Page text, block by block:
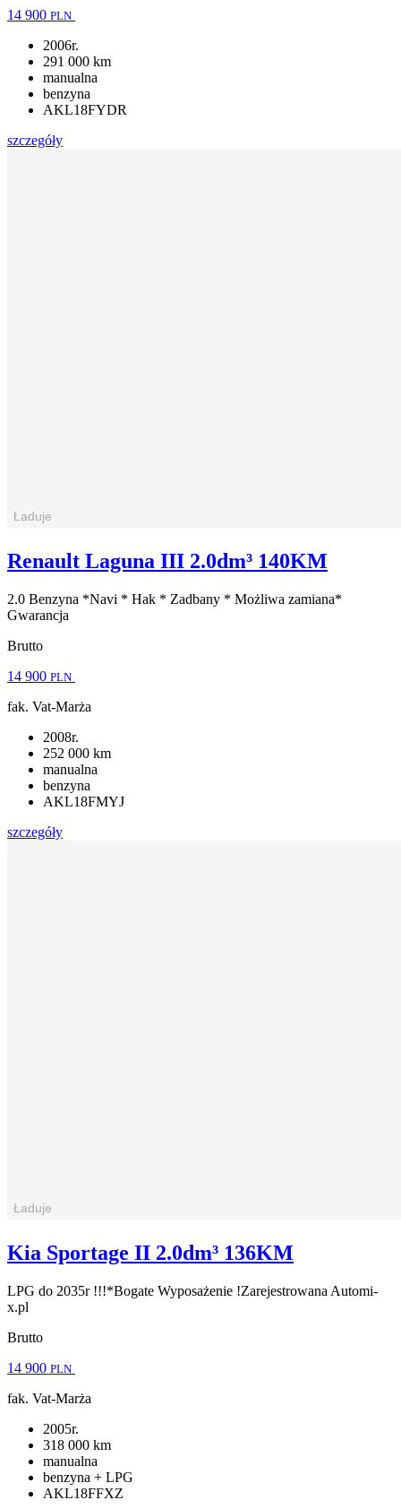
14 900 PLN
2006r.
291 000 km
manualna
benzyna
AKL18FYDR
szczegóły
Renault Laguna III 2.0dm³ 140KM
2.0 Benzyna *Navi * Hak * Zadbany * Możliwa zamiana*
Gwarancja
Brutto
14 900 PLN
fak. Vat-Marża
2008r.
252 000 km
manualna
benzyna
AKL18FMYJ
szczegóły
Kia Sportage II 2.0dm³ 136KM
LPG do 2035r !!!*Bogate Wyposażenie !Zarejestrowana Automi-
x.pl
Brutto
14 900 PLN
fak. Vat-Marża
2005r.
318 000 km
manualna
benzyna + LPG
AKL18FFXZ